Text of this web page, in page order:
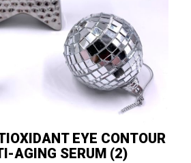
EYE CONTOUR
AGING SERUM (2)